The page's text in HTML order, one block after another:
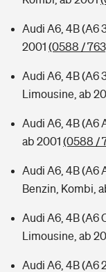
Audi A6, 4B (A6
2001 (0588 /
Audi A6, 4B (A6
Limousine, ab
Audi A6, 4B (A6
ab 2001 (0588 /
Audi A6, 4B (A6
Benzin, Kombi,
Audi A6, 4B (A6
Limousine, ab
Audi A6, 4B (A6